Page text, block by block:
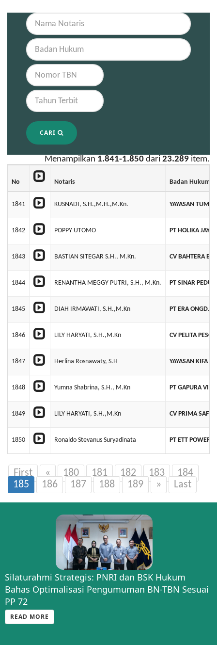
CARI
Menampilkan 1.841-1.850 dari 23.289 item.
No Notaris Badan Hukum
1841 KUSNADI, S.H.,M.H.,M.Kn. YAYASAN
1842 POPPY UTOMO PT HOLIKA JAYA
1843 BASTIAN SITEGAR S.H., M.Kn. CV BAHTERA
1844 RENANTHA MEGGY PUTRI, S.H., M.Kn. PT SINAR
1845 DIAH IRMAWATI, S.H.,M.Kn PT ERA
1846 LILY HARYATI, S.H.,M.Kn CV PELITA
1847 Herlina Rosnawaty, S.H YAYASAN KIFA
1848 Yumna Shabrina, S.H., M.Kn PT GAPURA
1849 LILY HARYATI, S.H.,M.Kn CV PRIMA
1850 Ronaldo Stevanus Suryadinata PT ETT POWER
First « 180 181 182 183
184
185
186 187 188 189 » Last
Silaturahmi Strategis: PNRI dan BSK Hukum
Bahas Optimalisasi Pengumuman BN-TBN Sesuai
PP 72
READ MORE